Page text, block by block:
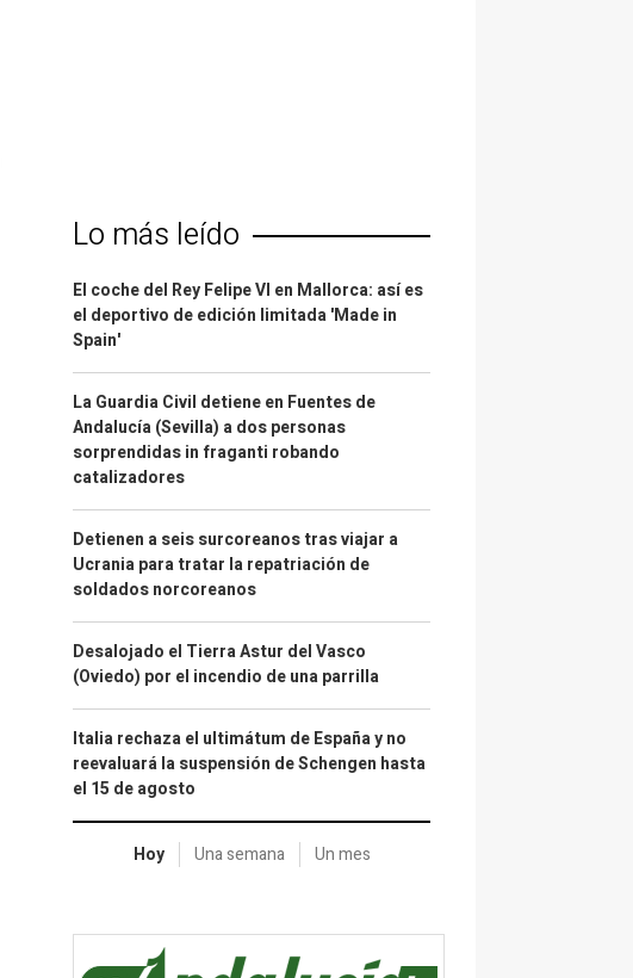
Lo más leído
El coche del Rey Felipe VI en Mallorca: así es
el deportivo de edición limitada 'Made in
Spain'
La Guardia Civil detiene en Fuentes de
Andalucía (Sevilla) a dos personas
sorprendidas in fraganti robando
catalizadores
Detienen a seis surcoreanos tras viajar a
Ucrania para tratar la repatriación de
soldados norcoreanos
Desalojado el Tierra Astur del Vasco
(Oviedo) por el incendio de una parrilla
Italia rechaza el ultimátum de España y no
reevaluará la suspensión de Schengen hasta
el 15 de agosto
Hoy Una semana Un mes